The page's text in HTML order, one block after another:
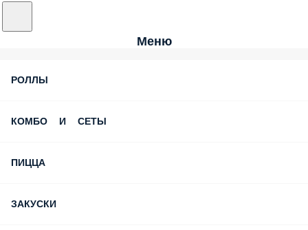
Меню
РОЛЛЫ
КОМБО И СЕТЫ
ПИЦЦА
ЗАКУСКИ